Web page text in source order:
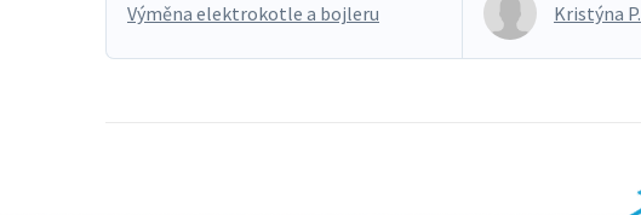
Výměna elektrokotle a bojleru Kristýna P.